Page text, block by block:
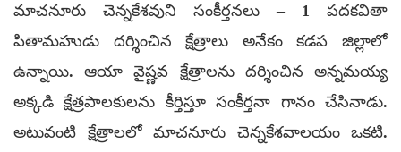
మాచనూరు చెన్నకేశవుని సంకీర్తనలు – 1 పదకవితా
పితామహుడు దర్శించిన క్షేత్రాలు అనేకం కడప జిల్లాలో
ఉన్నాయి. ఆయా వైష్ణవ క్షేత్రాలను దర్శించిన అన్నమయ్య
అక్కడి క్షేత్రపాలకులను కీర్తిస్తూ సంకీర్తనా గానం చేసినాడు.
అటువంటి క్షేత్రాలలో మాచనూరు చెన్నకేశవాలయం ఒకటి.